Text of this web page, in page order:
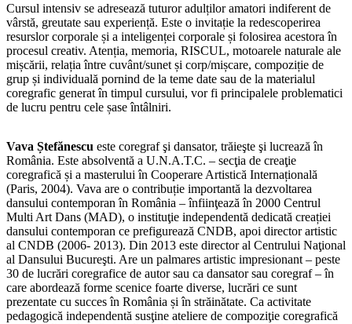
Cursul intensiv se adresează tuturor adulților amatori indiferent de
vârstă, greutate sau experiență. Este o invitație la redescoperirea
resurslor corporale și a inteligenței corporale și folosirea acestora în
procesul creativ. Atenția, memoria, RISCUL, motoarele naturale ale
mișcării, relația între cuvânt/sunet și corp/mișcare, compoziție de
grup și individuală pornind de la teme date sau de la materialul
coregrafic generat în timpul cursului, vor fi principalele problematici
de lucru pentru cele șase întâlniri.
Vava Ștefănescu este coregraf şi dansator, trăieşte şi lucrează în
România. Este absolventă a U.N.A.T.C. – secţia de creaţie
coregrafică și a masterului în Cooperare Artistică Internațională
(Paris, 2004). Vava are o contribuție importantă la dezvoltarea
dansului contemporan în România – înfiinţează în 2000 Centrul
Multi Art Dans (MAD), o instituţie independentă dedicată creației
dansului contemporan ce prefigurează CNDB, apoi director artistic
al CNDB (2006- 2013). Din 2013 este director al Centrului Naţional
al Dansului Bucureşti. Are un palmares artistic impresionant – peste
30 de lucrări coregrafice de autor sau ca dansator sau coregraf – în
care abordează forme scenice foarte diverse, lucrări ce sunt
prezentate cu succes în România și în străinătate. Ca activitate
pedagogică independentă susţine ateliere de compoziţie coregrafică